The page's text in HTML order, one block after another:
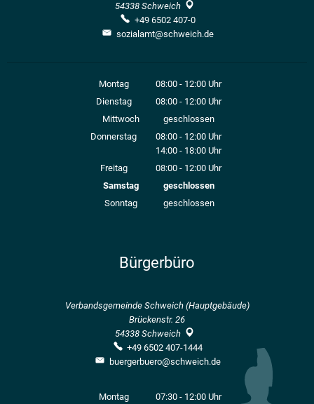
54338 Schweich
+49 6502 407-0
sozialamt@schweich.de
Montag 08:00 - 12:00 Uhr
Von 08:00 bis 12:00 Uhr
Dienstag 08:00 - 12:00 Uhr
Von 08:00 bis 12:00 Uhr
Mittwoch
geschlossen
Donnerstag
08:00 - 12:00 Uhr
Von 08:00 bis 12:00 Uhr
14:00 - 18:00 Uhr
Von 14:00 bis 18:00 Uhr
Freitag 08:00 - 12:00 Uhr
Von 08:00 bis 12:00 Uhr
Samstag
geschlossen
Sonntag
geschlossen
Bürgerbüro
Verbandsgemeinde Schweich (Hauptgebäude)
Brückenstr. 26
54338 Schweich
+49 6502 407-1444
buergerbuero@schweich.de
Montag 07:30 - 12:00 Uhr